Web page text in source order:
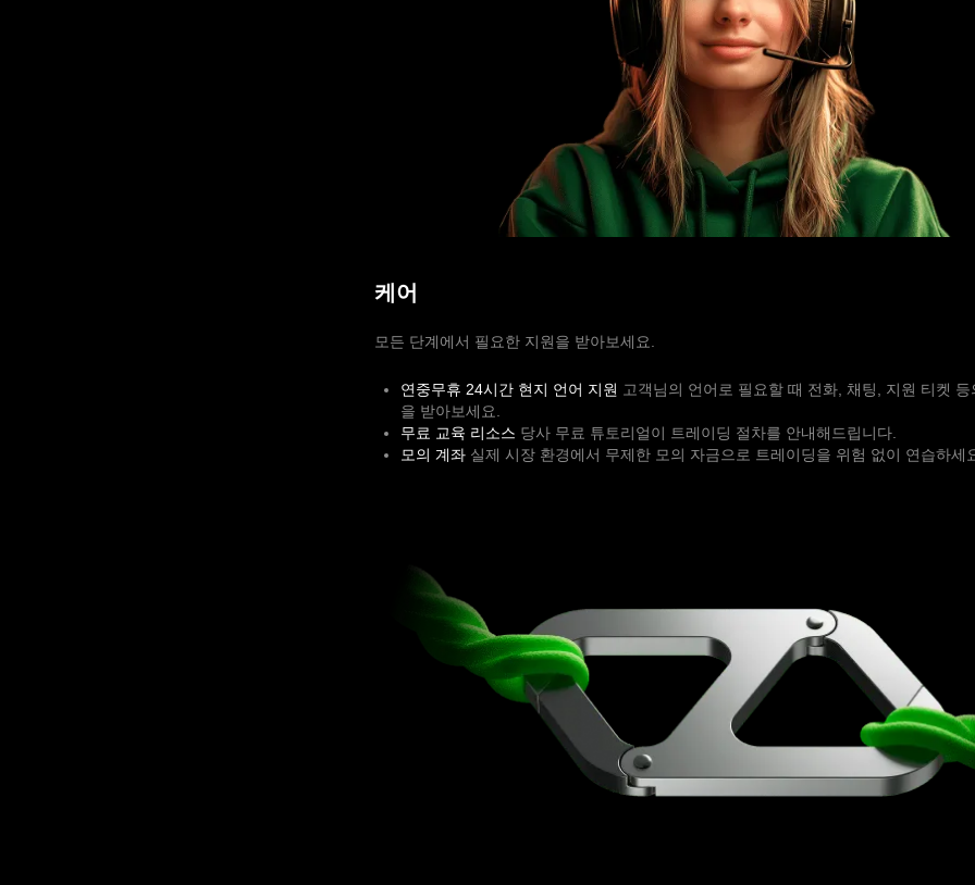
케어
모든 단계에서 필요한 지원을 받아보세요.
연중무휴 24시간 현지 언어 지원 고객님의 언어로 필요할 때 전화, 채팅, 지원 티켓
을 받아보세요.
무료 교육 리소스 당사 무료 튜토리얼이 트레이딩 절차를 안내해드립니다.
모의 계좌 실제 시장 환경에서 무제한 모의 자금으로 트레이딩을 위험 없이 연습하세